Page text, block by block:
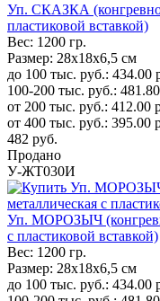
Уп. СКАЗКА
пластиковой вставкой)
Вес: 1200 гр.
Размер: 28х18х6,5 см
до 100 тыс. руб.: 434.00
100-200 тыс. руб.: 481.80
от 200 тыс. руб.: 412.00
от 400 тыс. руб.: 395.00
482 руб.
Продано
У-ЖТ030И
Уп. МОРОЗЫЧ
с пластиковой вставкой)
Вес: 1200 гр.
Размер: 28х18х6,5 см
до 100 тыс. руб.: 434.00